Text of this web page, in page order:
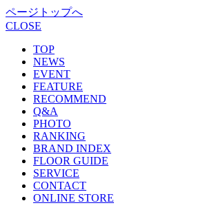
ページトップへ
CLOSE
TOP
NEWS
EVENT
FEATURE
RECOMMEND
Q&A
PHOTO
RANKING
BRAND INDEX
FLOOR GUIDE
SERVICE
CONTACT
ONLINE STORE